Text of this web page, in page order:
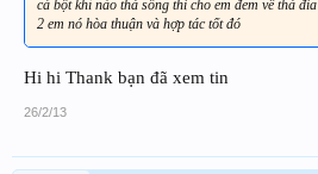
cá bột khi nào thả sông thì cho em đem về thả đìa
2 em nó hòa thuận và hợp tác tốt đó
Hi hi Thank bạn đã xem tin
26/2/13